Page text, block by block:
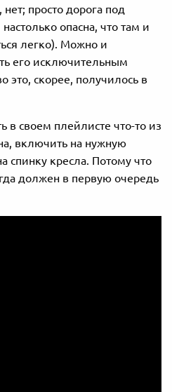
просто дорога под
опасна, что там и
легко). Можно и
его исключительным
это, скорее, получилось в
в своем плейлисте что-то из
включить на нужную
спинку кресла. Потому что
должен в первую очередь